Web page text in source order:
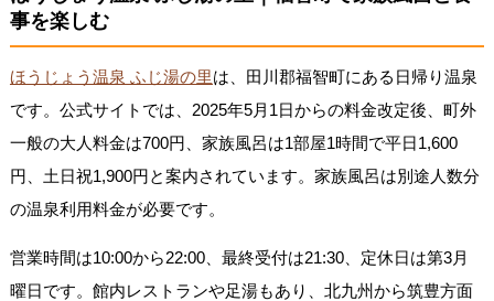
事を楽しむ
ほうじょう温泉 ふじ湯の里は、田川郡福智町にある日帰り温泉
です。公式サイトでは、2025年5月1日からの料金改定後、町外
一般の大人料金は700円、家族風呂は1部屋1時間で平日1,600
円、土日祝1,900円と案内されています。家族風呂は別途人数分
の温泉利用料金が必要です。
営業時間は10:00から22:00、最終受付は21:30、定休日は第3月
曜日です。館内レストランや足湯もあり、北九州から筑豊方面